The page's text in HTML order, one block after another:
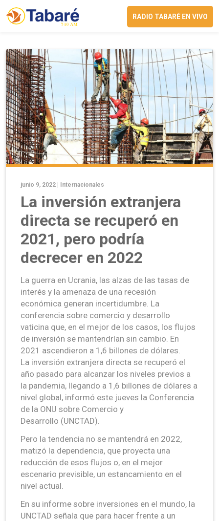
RADIO TABARÉ EN VIVO
junio 9, 2022 | Internacionales
La inversión extranjera
directa se recuperó en
2021, pero podría
decrecer en 2022
La guerra en Ucrania, las alzas de las tasas de
interés y la amenaza de una recesión
económica generan incertidumbre. La
conferencia sobre comercio y desarrollo
vaticina que, en el mejor de los casos, los flujos
de inversión se mantendrían sin cambio. En
2021 ascendieron a 1,6 billones de dólares.
La inversión extranjera directa se recuperó el
año pasado para alcanzar los niveles previos a
la pandemia, llegando a 1,6 billones de dólares a
nivel global, informó este jueves la Conferencia
de la ONU sobre Comercio y
Desarrollo (UNCTAD).
Pero la tendencia no se mantendrá en 2022,
matizó la dependencia, que proyecta una
reducción de esos flujos o, en el mejor
escenario previsible, un estancamiento en el
nivel actual.
En su informe sobre inversiones en el mundo, la
UNCTAD señala que para hacer frente a un